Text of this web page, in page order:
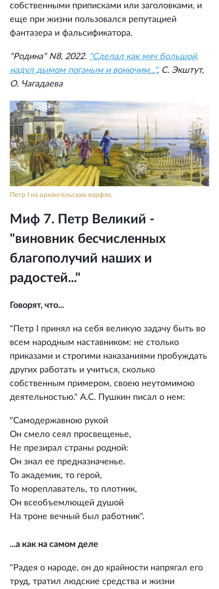
собственными приписками или заголовками, и
еще при жизни пользовался репутацией
фантазера и фальсификатора.
"Родина" N8, 2022. "Сделал как мяч большой,
надул дымом поганым и вонючим...", С. Экштут,
О. Чагадаева
Петр I на архангельских верфях.
Миф 7. Петр Великий -
"виновник бесчисленных
благополучий наших и
радостей..."
Говорят, что...
"Петр I принял на себя великую задачу быть во
всем народным наставником: не столько
приказами и строгими наказаниями пробуждать
других работать и учиться, сколько
собственным примером, своею неутомимою
деятельностью." А.С. Пушкин писал о нем:
"Самодержавною рукой
Он смело сеял просвещенье,
Не презирал страны родной:
Он знал ее предназначенье.
То академик, то герой,
То мореплаватель, то плотник,
Он всеобъемлющей душой
На троне вечный был работник".
...а как на самом деле
"Радея о народе, он до крайности напрягал его
труд, тратил людские средства и жизни